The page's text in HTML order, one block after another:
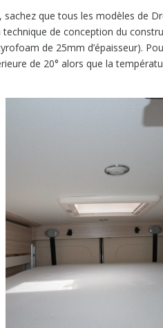
sachez que tous les modèles de
de conception du
de 25mm d’épaisseur).
de 20° alors que la